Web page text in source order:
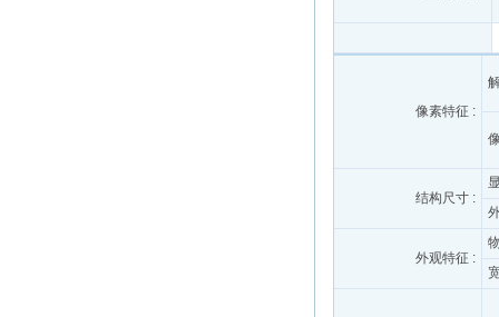
像素特征 :
结构尺寸 :
外观特征 :